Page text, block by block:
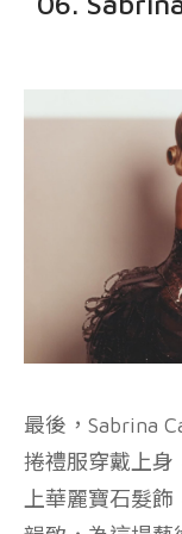
最後，Sabrina
捲禮服穿戴上身
上華麗寶石髮